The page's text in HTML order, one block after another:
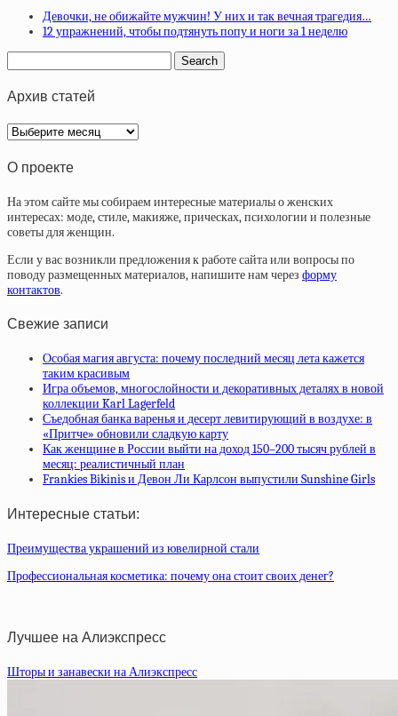
Девочки, не обижайте мужчин! У них и так вечная трагедия…
12 упражнений, чтобы подтянуть попу и ноги за 1 неделю
Архив статей
Архив
статей
О проекте
На этом сайте мы собираем интересные материалы о женских
интересах: моде, стиле, макияже, прическах, психологии и полезные
советы для женщин.
Если у вас возникли предложения к работе сайта или вопросы по
поводу размещенных материалов, напишите нам через форму
контактов.
Свежие записи
Особая магия августа: почему последний месяц лета кажется
таким красивым
Игра объемов, многослойности и декоративных деталях в новой
коллекции Karl Lagerfeld
Съедобная банка варенья и десерт левитирующий в воздухе: в
«Притче» обновили сладкую карту
Как женщине в России выйти на доход 150–200 тысяч рублей в
месяц: реалистичный план
Frankies Bikinis и Девон Ли Карлсон выпустили Sunshine Girls
Интересные статьи:
Преимущества украшений из ювелирной стали
Профессиональная косметика: почему она стоит своих денег?
Лучшее на Алиэкспресс
Шторы и занавески на Алиэкспресс